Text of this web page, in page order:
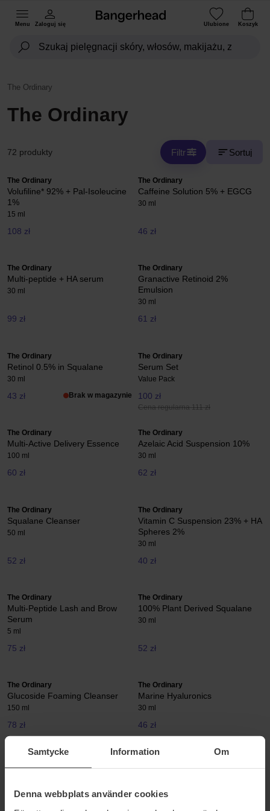
Samtycke Information Om
Denna webbplats använder cookies
Menu Zaloguj się Ulubione Koszyk
The Ordinary
The Ordinary
72 produkty Filtr Sortuj
The Ordinary
Volufiline* 92% + Pal-Isoleucine
1%
15 ml
108 zł
The Ordinary
Caffeine Solution 5% + EGCG
30 ml
46 zł
The Ordinary
Multi-peptide + HA serum
30 ml
99 zł
The Ordinary
Granactive Retinoid 2%
Emulsion
30 ml
61 zł
The Ordinary
Retinol 0.5% in Squalane
30 ml
43 zł Brak w magazynie
The Ordinary
Serum Set
Value Pack
100 zł
Cena regularna 111 zł
The Ordinary
Multi-Active Delivery Essence
100 ml
60 zł
The Ordinary
Azelaic Acid Suspension 10%
30 ml
62 zł
The Ordinary
Squalane Cleanser
50 ml
52 zł
The Ordinary
Vitamin C Suspension 23% + HA
Spheres 2%
30 ml
40 zł
The Ordinary
Multi-Peptide Lash and Brow
Serum
5 ml
75 zł
The Ordinary
100% Plant Derived Squalane
30 ml
52 zł
The Ordinary
Glucoside Foaming Cleanser
150 ml
78 zł
The Ordinary
Marine Hyaluronics
30 ml
46 zł
60 ml 100 ml